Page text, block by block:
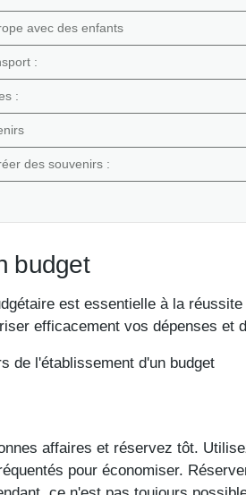
avec des enfants
:
:
des souvenirs :
budget
est essentielle à la
efficacement vos dépenses et
de l'établissement d'un budget
affaires et réservez tôt.
pour économiser.